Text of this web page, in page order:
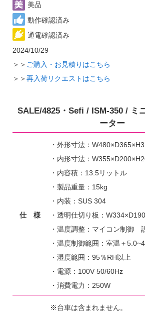
美品
動作確認済み
通電確認済み
2024/10/29
＞＞ ご購入・お見積りはこちら
＞＞再入荷リクエストはこちら
SALE/4825・Sefi / ISM-350 / ミ
ーター
仕 様
・外形寸法：
・内形寸法：
・内容積：13.5リットル
・製品重量：15kg
・内装：SUS 304
・透明仕切り板：
・温度調整：マイコン制
・温度制御範囲：室温＋
・湿度範囲：95％RH以上
・電源：100V 50/60Hz
・消費電力：250W
※台車は含まれません。